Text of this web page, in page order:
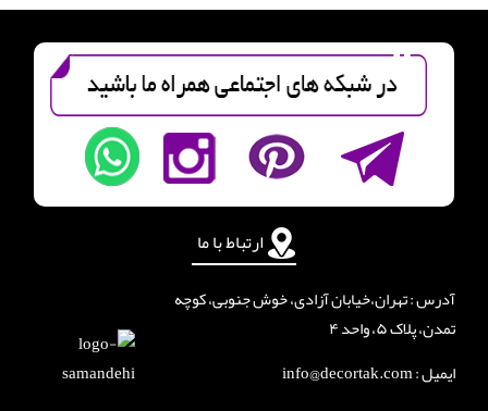
ارتباط با ما
آدرس : تهران،خیابان آزادی، خوش جنوبی، کوچه
تمدن، پلاک ۵، واحد ۴
ایمیل : info@decortak.com